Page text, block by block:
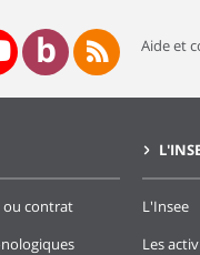
Aide et
ou contrat
L'Insee
Les